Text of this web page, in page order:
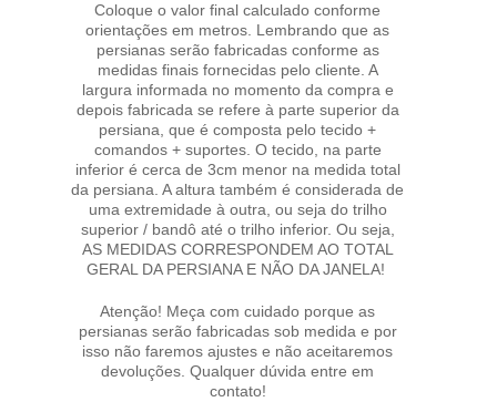
Coloque o valor final calculado conforme
orientações em metros. Lembrando que as
persianas serão fabricadas conforme as
medidas finais fornecidas pelo cliente. A
largura informada no momento da compra e
depois fabricada se refere à parte superior da
persiana, que é composta pelo tecido +
comandos + suportes. O tecido, na parte
inferior é cerca de 3cm menor na medida total
da persiana. A altura também é considerada de
uma extremidade à outra, ou seja do trilho
superior / bandô até o trilho inferior. Ou seja,
AS MEDIDAS CORRESPONDEM AO TOTAL
GERAL DA PERSIANA E NÃO DA JANELA!
Atenção! Meça com cuidado porque as
persianas serão fabricadas sob medida e por
isso não faremos ajustes e não aceitaremos
devoluções. Qualquer dúvida entre em
contato!